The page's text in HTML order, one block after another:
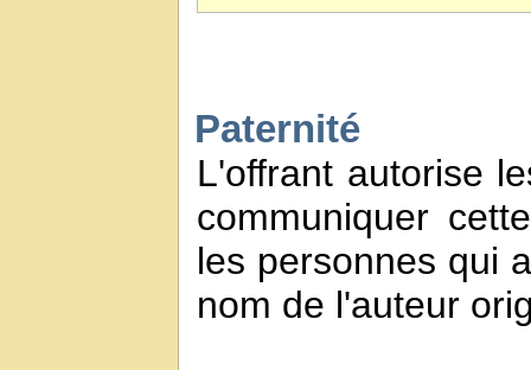
Paternité
L'offrant autorise
communiquer
les personnes qui
nom de l'auteur